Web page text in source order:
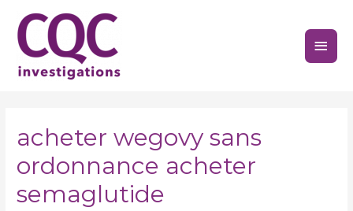
content
Main
acheter wegovy sans
ordonnance acheter
semaglutide